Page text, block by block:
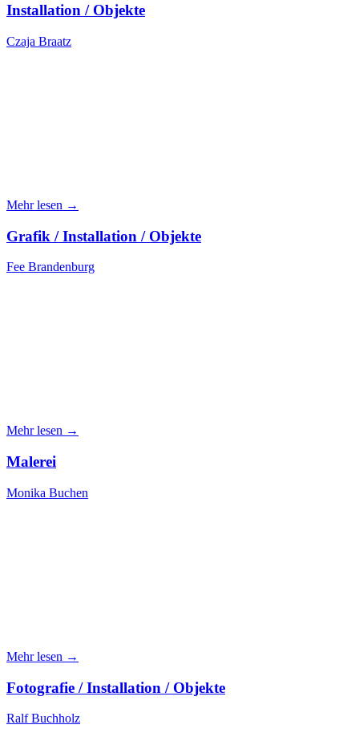
Installation / Objekte
Czaja Braatz
Mehr lesen →
Grafik / Installation / Objekte
Fee Brandenburg
Mehr lesen →
Malerei
Monika Buchen
Mehr lesen →
Fotografie / Installation / Objekte
Ralf Buchholz